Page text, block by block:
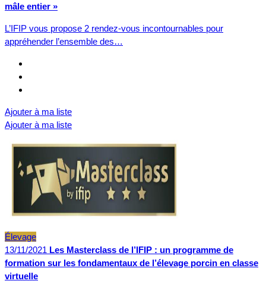
mâle entier »
L’IFIP vous propose 2 rendez-vous incontournables pour
appréhender l’ensemble des…
Ajouter à ma liste
Ajouter à ma liste
Élevage
13/11/2021 Les Masterclass de l’IFIP : un programme de
formation sur les fondamentaux de l’élevage porcin en classe
virtuelle